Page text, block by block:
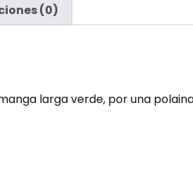
(0)
larga verde, por una